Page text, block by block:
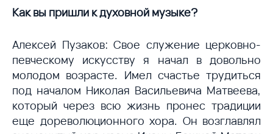
Как вы пришли к духовной музыке?
Алексей Пузаков: Свое служение церковно-
певческому искусству я начал в довольно
молодом возрасте. Имел счастье трудиться
под началом Николая Васильевича Матвеева,
который через всю жизнь пронес традиции
еще дореволюционного хора. Он возглавлял